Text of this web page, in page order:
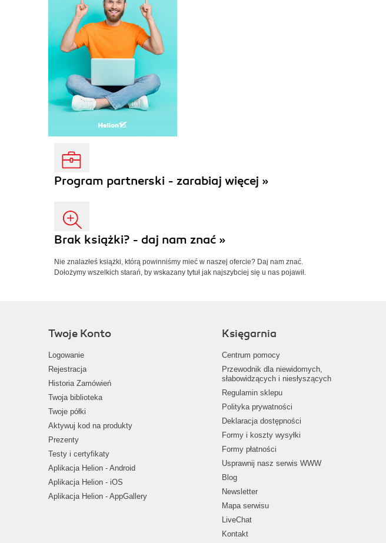
Program partnerski - zarabiaj więcej »
Brak książki? - daj nam znać »
Nie znalazłeś książki, którą powinniśmy mieć w naszej ofercie? Daj nam znać.
Dołożymy wszelkich starań, by wskazany tytuł jak najszybciej się u nas pojawił.
Twoje Konto
Logowanie
Rejestracja
Historia Zamówień
Twoja biblioteka
Twoje półki
Aktywuj kod na produkty
Prezenty
Testy i certyfikaty
Aplikacja Helion - Android
Aplikacja Helion - iOS
Aplikacja Helion - AppGallery
Księgarnia
Centrum pomocy
Przewodnik dla niewidomych,
słabowidzących i niesłyszących
Regulamin sklepu
Polityka prywatności
Deklaracja dostępności
Formy i koszty wysyłki
Formy płatności
Usprawnij nasz serwis WWW
Blog
Newsletter
Mapa serwisu
LiveChat
Kontakt